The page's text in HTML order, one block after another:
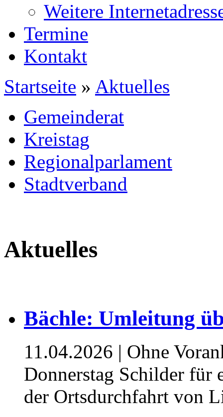
Weitere
Termine
Kontakt
Startseite » Aktuelles
Gemeinderat
Kreistag
Regionalparlament
Stadtverband
Aktuelles
⁥Bächle: Umleitung
11.04.2026 | Ohne
Donnerstag Schilder für
der Ortsdurchfahrt von